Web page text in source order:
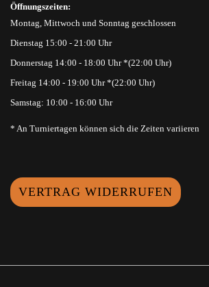
Öffnungszeiten:
Montag, Mittwoch und Sonntag geschlossen
Dienstag 15:00 - 21:00 Uhr
Donnerstag 14:00 - 18:00 Uhr *(22:00 Uhr)
Freitag 14:00 - 19:00 Uhr *(22:00 Uhr)
Samstag: 10:00 - 16:00 Uhr
* An Turniertagen können sich die Zeiten variieren
VERTRAG WIDERRUFEN